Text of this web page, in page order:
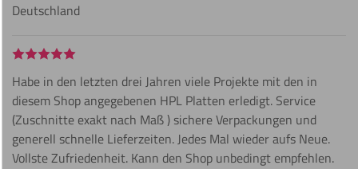
Deutschland
Habe in den letzten drei Jahren viele Projekte mit den in
diesem Shop angegebenen HPL Platten erledigt. Service
(Zuschnitte exakt nach Maß ) sichere Verpackungen und
generell schnelle Lieferzeiten. Jedes Mal wieder aufs Neue.
Vollste Zufriedenheit. Kann den Shop unbedingt empfehlen.